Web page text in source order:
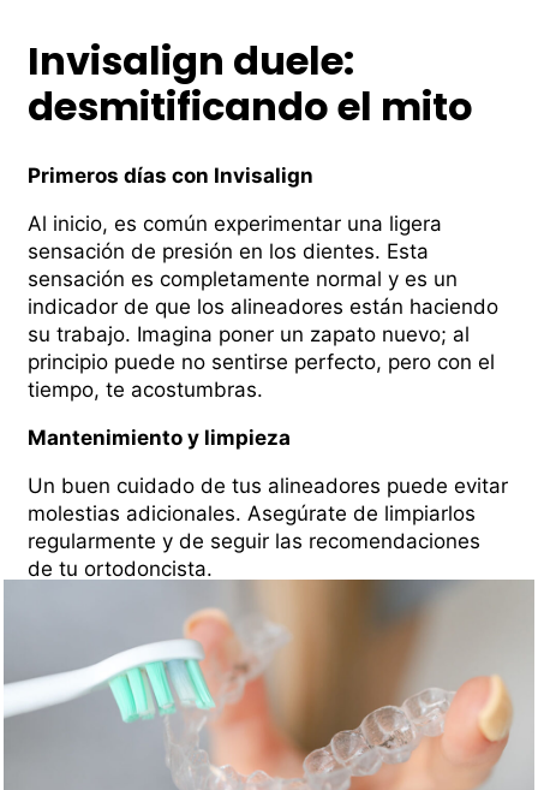
Invisalign duele:
desmitificando el mito
Primeros días con Invisalign
Al inicio, es común experimentar una ligera
sensación de presión en los dientes. Esta
sensación es completamente normal y es un
indicador de que los alineadores están haciendo
su trabajo. Imagina poner un zapato nuevo; al
principio puede no sentirse perfecto, pero con el
tiempo, te acostumbras.
Mantenimiento y limpieza
Un buen cuidado de tus alineadores puede evitar
molestias adicionales. Asegúrate de limpiarlos
regularmente y de seguir las recomendaciones
de tu ortodoncista.